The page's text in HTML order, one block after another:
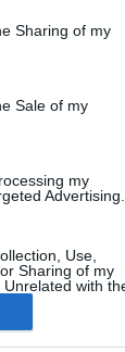
behaviour.
and its
purposes
Sharing of my
Sale of my
my
Advertising.
Use,
Sharing of my
with
collected.